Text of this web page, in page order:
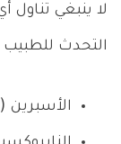
لا ينبغي تناول
التحدث للطبيب
الأسبرين (Aspirin).